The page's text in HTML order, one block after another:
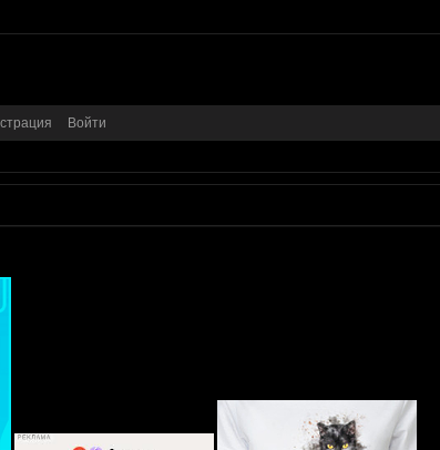
Войти